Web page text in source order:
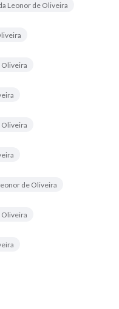
Leonor de Oliveira
Oliveira
Oliveira
de Oliveira
Oliveira